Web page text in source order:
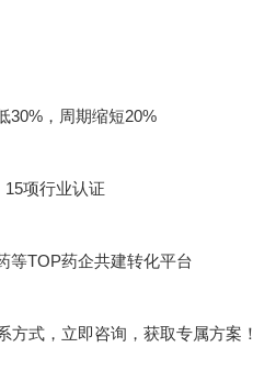
30%，周期缩短20%
项行业认证
等TOP药企共建转化平台
方式，立即咨询，获取专属方案！